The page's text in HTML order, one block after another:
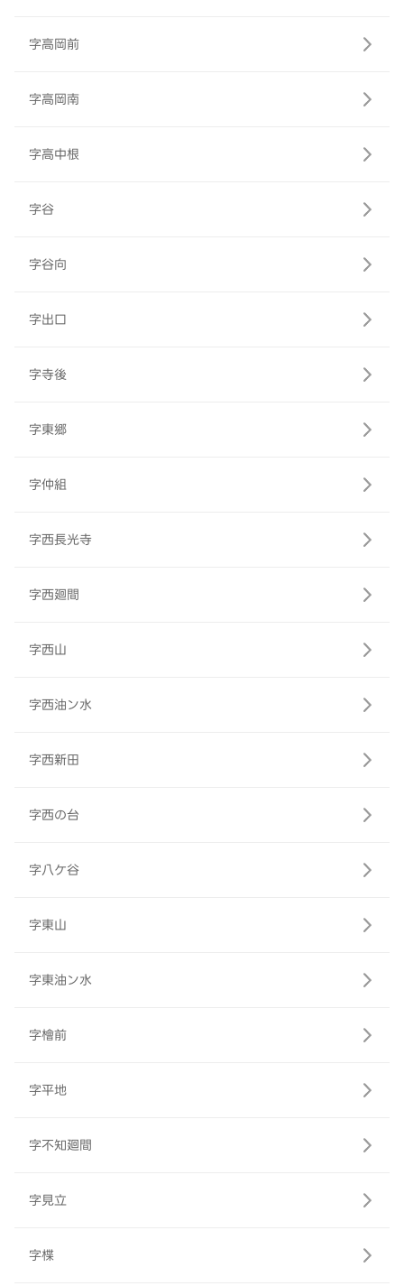
字高岡前
字高岡南
字高中根
字谷
字谷向
字出口
字寺後
字東郷
字仲組
字西長光寺
字西廻間
字西山
字西油ン水
字西新田
字西の台
字八ケ谷
字東山
字東油ン水
字檜前
字平地
字不知廻間
字見立
字楪